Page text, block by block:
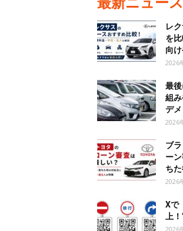
レ
を
向
2026
最
組
デ
2026
ブ
ー
ち
2026
Xで
上！
2026